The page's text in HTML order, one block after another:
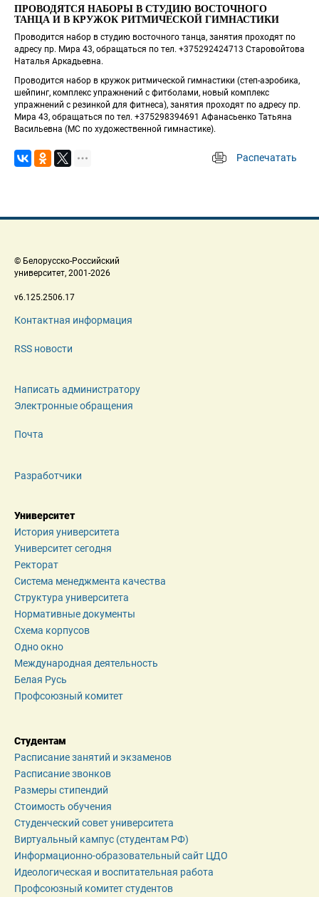
ПРОВОДЯТСЯ НАБОРЫ В СТУДИЮ ВОСТОЧНОГО
ТАНЦА И В КРУЖОК РИТМИЧЕСКОЙ ГИМНАСТИКИ
Проводится набор в студию восточного танца, занятия проходят по
адресу пр. Мира 43, обращаться по тел. +375292424713 Старовойтова
Наталья Аркадьевна.
Проводится набор в кружок ритмической гимнастики (степ-аэробика,
шейпинг, комплекс упражнений с фитболами, новый комплекс
упражнений с резинкой для фитнеса), занятия проходят по адресу пр.
Мира 43, обращаться по тел. +375298394691 Афанасьенко Татьяна
Васильевна (МС по художественной гимнастике).
Распечатать
© Белорусско-Российский
университет, 2001-2026
v6.125.2506.17
Контактная информация
RSS новости
Написать администратору
Электронные обращения
Почта
Разработчики
Университет
История университета
Университет сегодня
Ректорат
Система менеджмента качества
Структура университета
Нормативные документы
Схема корпусов
Одно окно
Международная деятельность
Белая Русь
Профсоюзный комитет
Студентам
Расписание занятий и экзаменов
Расписание звонков
Размеры стипендий
Стоимость обучения
Студенческий совет университета
Виртуальный кампус (студентам РФ)
Информационно-образовательный сайт ЦДО
Идеологическая и воспитательная работа
Профсоюзный комитет студентов